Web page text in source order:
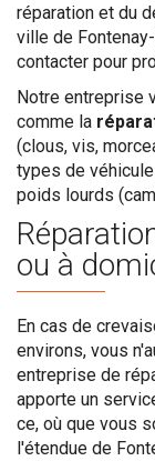
réparation et du
ville de
contacter pour
Notre entreprise
comme la
(clous, vis,
types de
poids lourds
ou à
En cas de
environs, vous
entreprise de
apporte un
ce, où que vous
l'étendue de